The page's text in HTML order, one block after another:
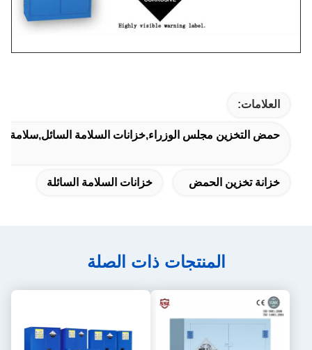
العلامات:
حمض التخزين مجلس الوزراء,خزانات السلامة السائل,سلامة
خزانة تخزين الحمض خزانات السلامة السائلة
المنتجات ذات الصلة